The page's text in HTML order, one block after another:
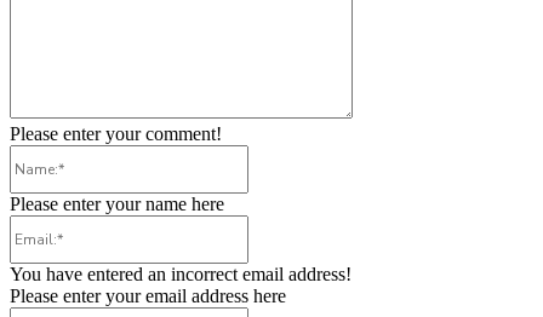
Please enter your comment!
Please enter your name here
You have entered an incorrect email address!
Please enter your email address here